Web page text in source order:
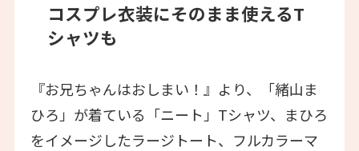
コスプレ衣装にそのまま使えるT
シャツも
『お兄ちゃんはおしまい！』より、「緒山ま
ひろ」が着ている「ニート」Tシャツ、まひろ
をイメージしたラージトート、フルカラーマ